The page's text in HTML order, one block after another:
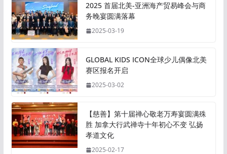
2025 首届北美-亚洲海产贸易峰会与商
务晚宴圆满落幕
2025-03-19
GLOBAL KIDS ICON全球少儿偶像北美
赛区报名开启
2025-03-02
【慈善】第十届禅心敬老万寿宴圆满殊
胜 加拿大行武禅寺十年初心不变 弘扬
孝道文化
2025-02-17